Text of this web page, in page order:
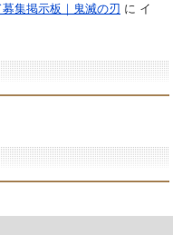
募集掲示板｜鬼滅の刃 に イ